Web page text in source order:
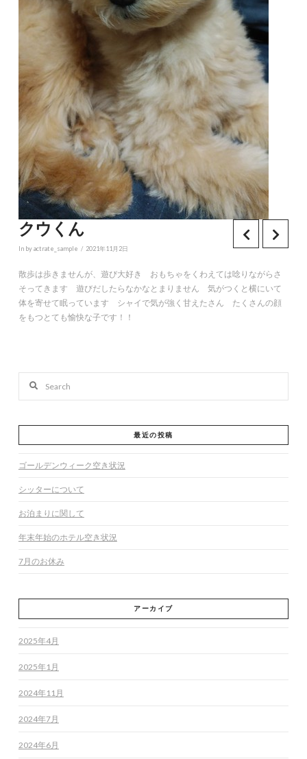
クウくん
In by actrate_sample 2021年11月2日
散歩は歩きませんが、遊び大好き おもちゃをくわえては唸りながらさ
そってきます 遊びだしたらなかなとまりません 気がつくと横にいて
体を寄せて眠っています シャイで気が強く甘えたさん たくさんの顔
をもつとても愉快な子です！！
最近の投稿
ゴールデンウィーク空き状況
シッターについて
お泊まりに関して
年末年始のホテル空き状況
7月のお休み
アーカイブ
2025年4月
2025年1月
2024年11月
2024年7月
2024年6月